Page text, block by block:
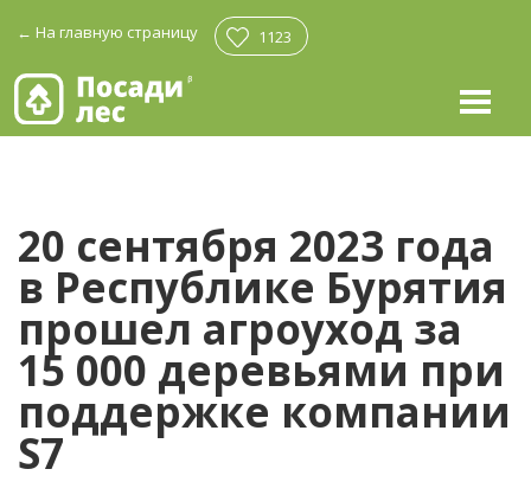
← На главную страницу 1123
20 сентября 2023 года
в Республике Бурятия
прошел агроуход за
15 000 деревьями при
поддержке компании
S7